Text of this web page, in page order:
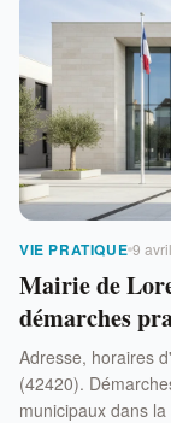
VIE PRATIQUE 9
Mairie de
démarches
Adresse, horaires
(42420).
municipaux dans la